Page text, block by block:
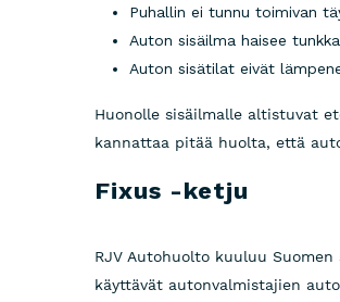
Puhallin ei tunnu toimivan
Auton sisäilma haisee
Auton sisätilat eivät
Huonolle sisäilmalle altistuvat
kannattaa pitää huolta, että
Fixus -ketju
RJV Autohuolto kuuluu Suomen
käyttävät autonvalmistajien